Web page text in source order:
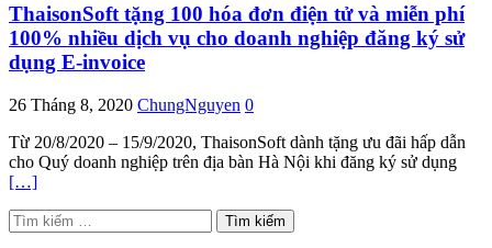
ThaisonSoft tặng 100 hóa đơn điện tử và miễn phí
100% nhiều dịch vụ cho doanh nghiệp đăng ký sử
dụng E-invoice
26 Tháng 8, 2020 ChungNguyen 0
Từ 20/8/2020 – 15/9/2020, ThaisonSoft dành tặng ưu đãi hấp dẫn
cho Quý doanh nghiệp trên địa bàn Hà Nội khi đăng ký sử dụng
[…]
Tìm
kiếm